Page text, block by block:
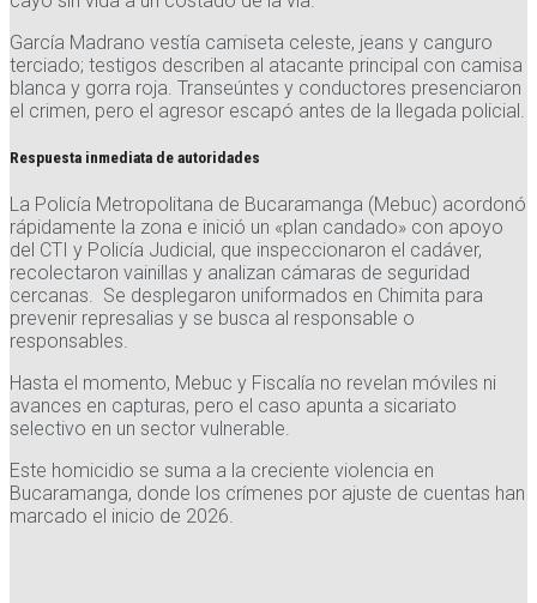
García Madrano vestía camiseta celeste, jeans y canguro
terciado; testigos describen al atacante principal con camisa
blanca y gorra roja. Transeúntes y conductores presenciaron
el crimen, pero el agresor escapó antes de la llegada policial.
Respuesta inmediata de autoridades
La Policía Metropolitana de Bucaramanga (Mebuc) acordonó
rápidamente la zona e inició un «plan candado» con apoyo
del CTI y Policía Judicial, que inspeccionaron el cadáver,
recolectaron vainillas y analizan cámaras de seguridad
cercanas. Se desplegaron uniformados en Chimita para
prevenir represalias y se busca al responsable o
responsables.
Hasta el momento, Mebuc y Fiscalía no revelan móviles ni
avances en capturas, pero el caso apunta a sicariato
selectivo en un sector vulnerable.
Este homicidio se suma a la creciente violencia en
Bucaramanga, donde los crímenes por ajuste de cuentas han
marcado el inicio de 2026.